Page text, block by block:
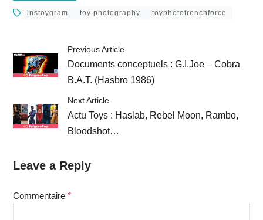
instoygram toy photography toyphotofrenchforce
Previous Article
Documents conceptuels : G.I.Joe – Cobra
B.A.T. (Hasbro 1986)
Next Article
Actu Toys : Haslab, Rebel Moon, Rambo,
Bloodshot…
Leave a Reply
Commentaire *